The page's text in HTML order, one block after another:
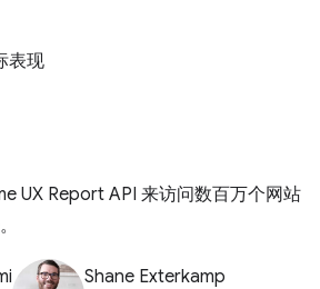
表现
UX Report API 来访问数百万个网站
Shane Exterkamp